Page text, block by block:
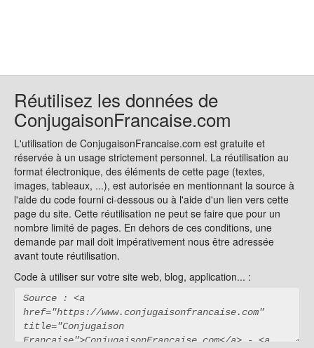
Réutilisez les données de
ConjugaisonFrancaise.com
L'utilisation de ConjugaisonFrancaise.com est gratuite et
réservée à un usage strictement personnel. La réutilisation au
format électronique, des éléments de cette page (textes,
images, tableaux, ...), est autorisée en mentionnant la source à
l'aide du code fourni ci-dessous ou à l'aide d'un lien vers cette
page du site. Cette réutilisation ne peut se faire que pour un
nombre limité de pages. En dehors de ces conditions, une
demande par mail doit impérativement nous être adressée
avant toute réutilisation.
Code à utiliser sur votre site web, blog, application... :